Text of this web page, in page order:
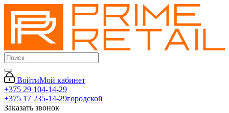
ВойтиМой кабинет
+375 29 104-14-29
+375 17 235-14-29городской
Заказать звонок